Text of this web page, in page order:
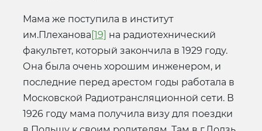
Мама же поступила в институт
им.Плеханова [19] на радиотехнический
факультет, который закончила в 1929 году.
Она была очень хорошим инженером, и
последние перед арестом годы работала в
Московской Радиотрансляционной сети. В
1926 году мама получила визу для поездки